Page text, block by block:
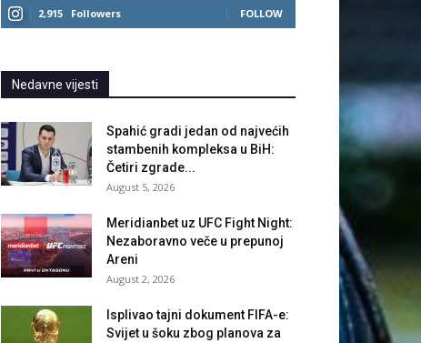
2,915 Followers FOLLOW
Nedavne vijesti
Spahić gradi jedan od najvećih
stambenih kompleksa u BiH:
Četiri zgrade...
August 5, 2026
Meridianbet uz UFC Fight Night:
Nezaboravno veče u prepunoj
Areni
August 2, 2026
Isplivao tajni dokument FIFA-e:
Svijet u šoku zbog planova za